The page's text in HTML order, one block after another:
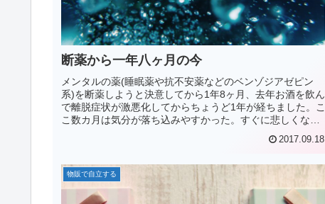
断薬から一年八ヶ月の今
メンタルの薬(睡眠薬や抗不安薬などのベンゾジアゼピン
系)を断薬しようと決意してから1年8ヶ月、去年お酒を飲ん
で離脱症状が激悪化してからちょうど1年が経ちました。こ
こ数カ月は気分が落ち込みやすかった。すぐに悲しくなっ
2017.09.18
物販で自立する